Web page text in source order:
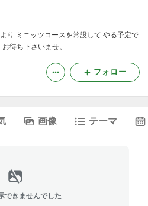
り ミニッツコースを常設して やる予定で
待ち下さいませ。
フォロー
画像 テーマ
できませんでした